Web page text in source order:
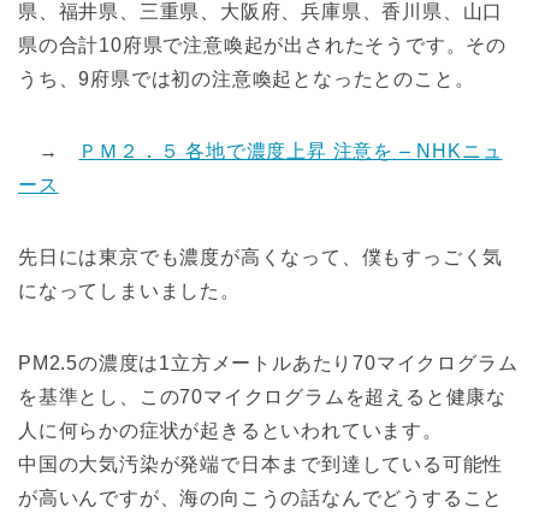
県、福井県、三重県、大阪府、兵庫県、香川県、山口
県の合計10府県で注意喚起が出されたそうです。その
うち、9府県では初の注意喚起となったとのこと。
→
ＰＭ２．５ 各地で濃度上昇 注意を – NHKニュ
ース
先日には東京でも濃度が高くなって、僕もすっごく気
になってしまいました。
PM2.5の濃度は1立方メートルあたり70マイクログラム
を基準とし、この70マイクログラムを超えると健康な
人に何らかの症状が起きるといわれています。
中国の大気汚染が発端で日本まで到達している可能性
が高いんですが、海の向こうの話なんでどうすること